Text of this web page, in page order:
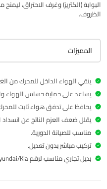
البوابة (الكتريز) وغرف الاحتراق،
الظروف.
المميزات
ينقي الهواء الداخل للمحرك من
يساعد على حماية حساس الهواء
يحافظ على تدفق هواء ثابت
يقلل ضعف العزم الناتج عن انسداد
مناسب للصيانة الدورية.
تركيب مباشر بدون تعديل.
بديل تجاري مناسب لرقم Hyundai/Kia الأصلي 28113-D3300.